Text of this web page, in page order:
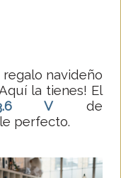
navideño
la tienes! El
Vde
perfecto.